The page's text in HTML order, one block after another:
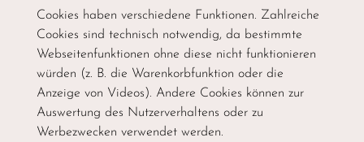
Cookies haben verschiedene Funktionen. Zahlreiche
Cookies sind technisch notwendig, da bestimmte
Webseitenfunktionen ohne diese nicht funktionieren
würden (z. B. die Warenkorbfunktion oder die
Anzeige von Videos). Andere Cookies können zur
Auswertung des Nutzerverhaltens oder zu
Werbezwecken verwendet werden.